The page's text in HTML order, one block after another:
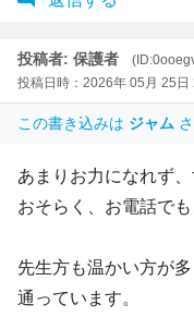
投稿者: 保護者
投稿日時：2026年 05月 25日
この書き込みは ジャム
あまりお力になれず、
おそらく、お電話で
先生方も温かい方が
通っています。